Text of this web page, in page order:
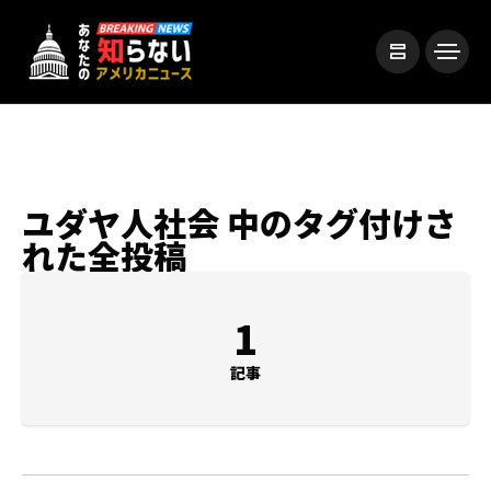
ユダヤ人社会 中のタグ付けさ
れた全投稿
1
記事